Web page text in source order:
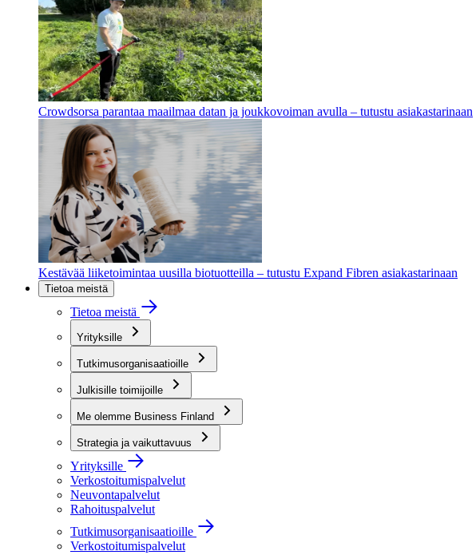
Crowdsorsa parantaa maailmaa datan ja joukkovoiman avulla – tutustu asiakastarinaan
Kestävää liiketoimintaa uusilla biotuotteilla – tutustu Expand Fibren asiakastarinaan
Tietoa meistä
Tietoa meistä
Yrityksille
Tutkimusorganisaatioille
Julkisille toimijoille
Me olemme Business Finland
Strategia ja vaikuttavuus
Yrityksille
Verkostoitumispalvelut
Neuvontapalvelut
Rahoituspalvelut
Tutkimusorganisaatioille
Verkostoitumispalvelut